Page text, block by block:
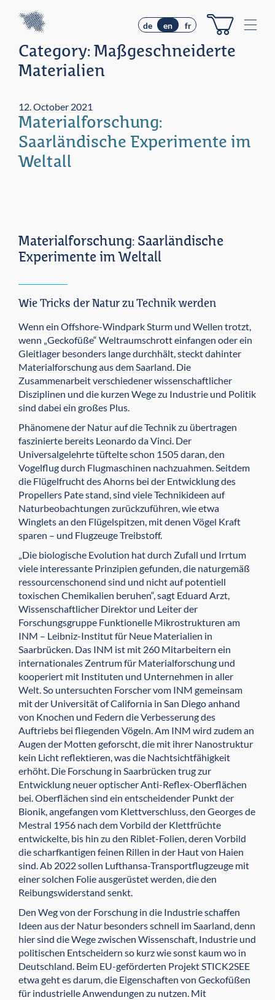
M
de en fr
Category: Maßgeschneiderte
Materialien
12. October 2021
Materialforschung:
Saarländische Experimente im
Weltall
Materialforschung: Saarländische
Experimente im Weltall
Wie Tricks der Natur zu Technik werden
Wenn ein Offshore-Windpark Sturm und Wellen trotzt,
wenn „Geckofüße“ Weltraumschrott einfangen oder ein
Gleitlager besonders lange durchhält, steckt dahinter
Materialforschung aus dem Saarland. Die
Zusammenarbeit verschiedener wissenschaftlicher
Disziplinen und die kurzen Wege zu Industrie und Politik
sind dabei ein großes Plus.
Phänomene der Natur auf die Technik zu übertragen
faszinierte bereits Leonardo da Vinci. Der
Universalgelehrte tüftelte schon 1505 daran, den
Vogelflug durch Flugmaschinen nachzuahmen. Seitdem
die Flügelfrucht des Ahorns bei der Entwicklung des
Propellers Pate stand, sind viele Technikideen auf
Naturbeobachtungen zurückzuführen, wie etwa
Winglets an den Flügelspitzen, mit denen Vögel Kraft
sparen – und Flugzeuge Treibstoff.
„Die biologische Evolution hat durch Zufall und Irrtum
viele interessante Prinzipien gefunden, die naturgemäß
ressourcenschonend sind und nicht auf potentiell
toxischen Chemikalien beruhen“, sagt Eduard Arzt,
Wissenschaftlicher Direktor und Leiter der
Forschungsgruppe Funktionelle Mikrostrukturen am
INM – Leibniz-Institut für Neue Materialien in
Saarbrücken. Das INM ist mit 260 Mitarbeitern ein
internationales Zentrum für Materialforschung und
kooperiert mit Instituten und Unternehmen in aller
Welt. So untersuchten Forscher vom INM gemeinsam
mit der Universität of California in San Diego anhand
von Knochen und Federn die Verbesserung des
Auftriebs bei fliegenden Vögeln. Am INM wird zudem an
Augen der Motten geforscht, die mit ihrer Nanostruktur
kein Licht reflektieren, was die Nachtsichtfähigkeit
erhöht. Die Forschung in Saarbrücken trug zur
Entwicklung neuer optischer Anti-Reflex-Oberflächen
bei. Oberflächen sind ein entscheidender Punkt der
Bionik, angefangen vom Klettverschluss, den Georges de
Mestral 1956 nach dem Vorbild der Klettfrüchte
entwickelte, bis hin zu den Riblet-Folien, deren Vorbild
die scharfkantigen feinen Rillen in der Haut von Haien
sind. Ab 2022 sollen Lufthansa-Transportflugzeuge mit
einer solchen Folie ausgerüstet werden, die den
Reibungswiderstand senkt.
Den Weg von der Forschung in die Industrie schaffen
Ideen aus der Natur besonders schnell im Saarland, denn
hier sind die Wege zwischen Wissenschaft, Industrie und
politischen Entscheidern so kurz wie sonst kaum wo in
Deutschland. Beim EU-geförderten Projekt STICK2SEE
etwa geht es darum, die Eigenschaften von Geckofüßen
für industrielle Anwendungen zu nutzen. Mit